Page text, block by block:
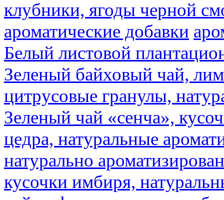
клубники, ягоды черной
ароматические добавки
Белый листовой
Зеленый байховый чай,
цитрусовые гранулы,
Зеленый чай «сенча»,
цедра, натуральные
натурально
кусочки имбиря,